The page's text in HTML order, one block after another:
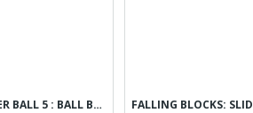
ROLLER BALL 5 : BALL BOUNCE